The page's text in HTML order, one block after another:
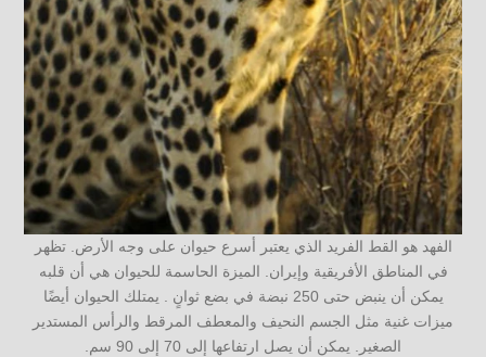
الفهد هو القط الفريد الذي يعتبر أسرع حيوان على وجه الأرض. تظهر
في المناطق الأفريقية وإيران. الميزة الحاسمة للحيوان هي أن قلبه
يمكن أن ينبض حتى 250 نبضة في بضع ثوانٍ . يمتلك الحيوان أيضًا
ميزات غنية مثل الجسم النحيف والمعطف المرقط والرأس المستدير
الصغير. يمكن أن يصل ارتفاعها إلى 70 إلى 90 سم.